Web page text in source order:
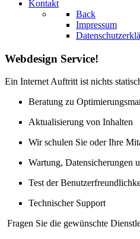
Kontakt
Back
Impressum
Webdesign Service!
Ein Internet Auftritt ist nichts
Beratung zu
Aktualisierung von Inhalten
Wir schulen Sie oder Ihre
Wartung, Datensicherungen
Test der
Technischer Support
Fragen Sie die gewünschte